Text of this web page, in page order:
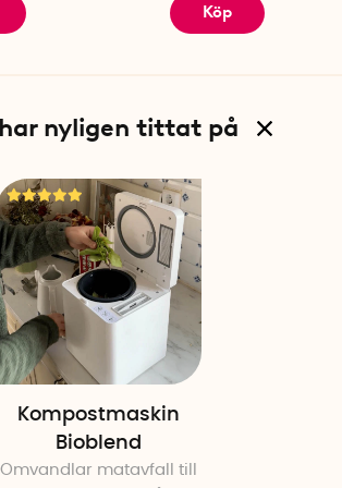
Köp
nyligen tittat på
Kompostmaskin
Bioblend
Omvandlar matavfall till